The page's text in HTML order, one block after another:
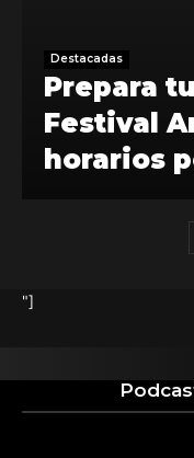
Destacadas
Prepara
Festival
horarios
"]